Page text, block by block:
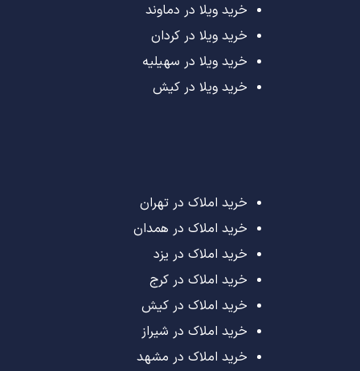
خرید ویلا در دماوند
خرید ویلا در کردان
خرید ویلا در سهیلیه
خرید ویلا در کیش
خرید املاک در تهران
خرید املاک در همدان
خرید املاک در یزد
خرید املاک در کرج
خرید املاک در کیش
خرید املاک در شیراز
خرید املاک در مشهد